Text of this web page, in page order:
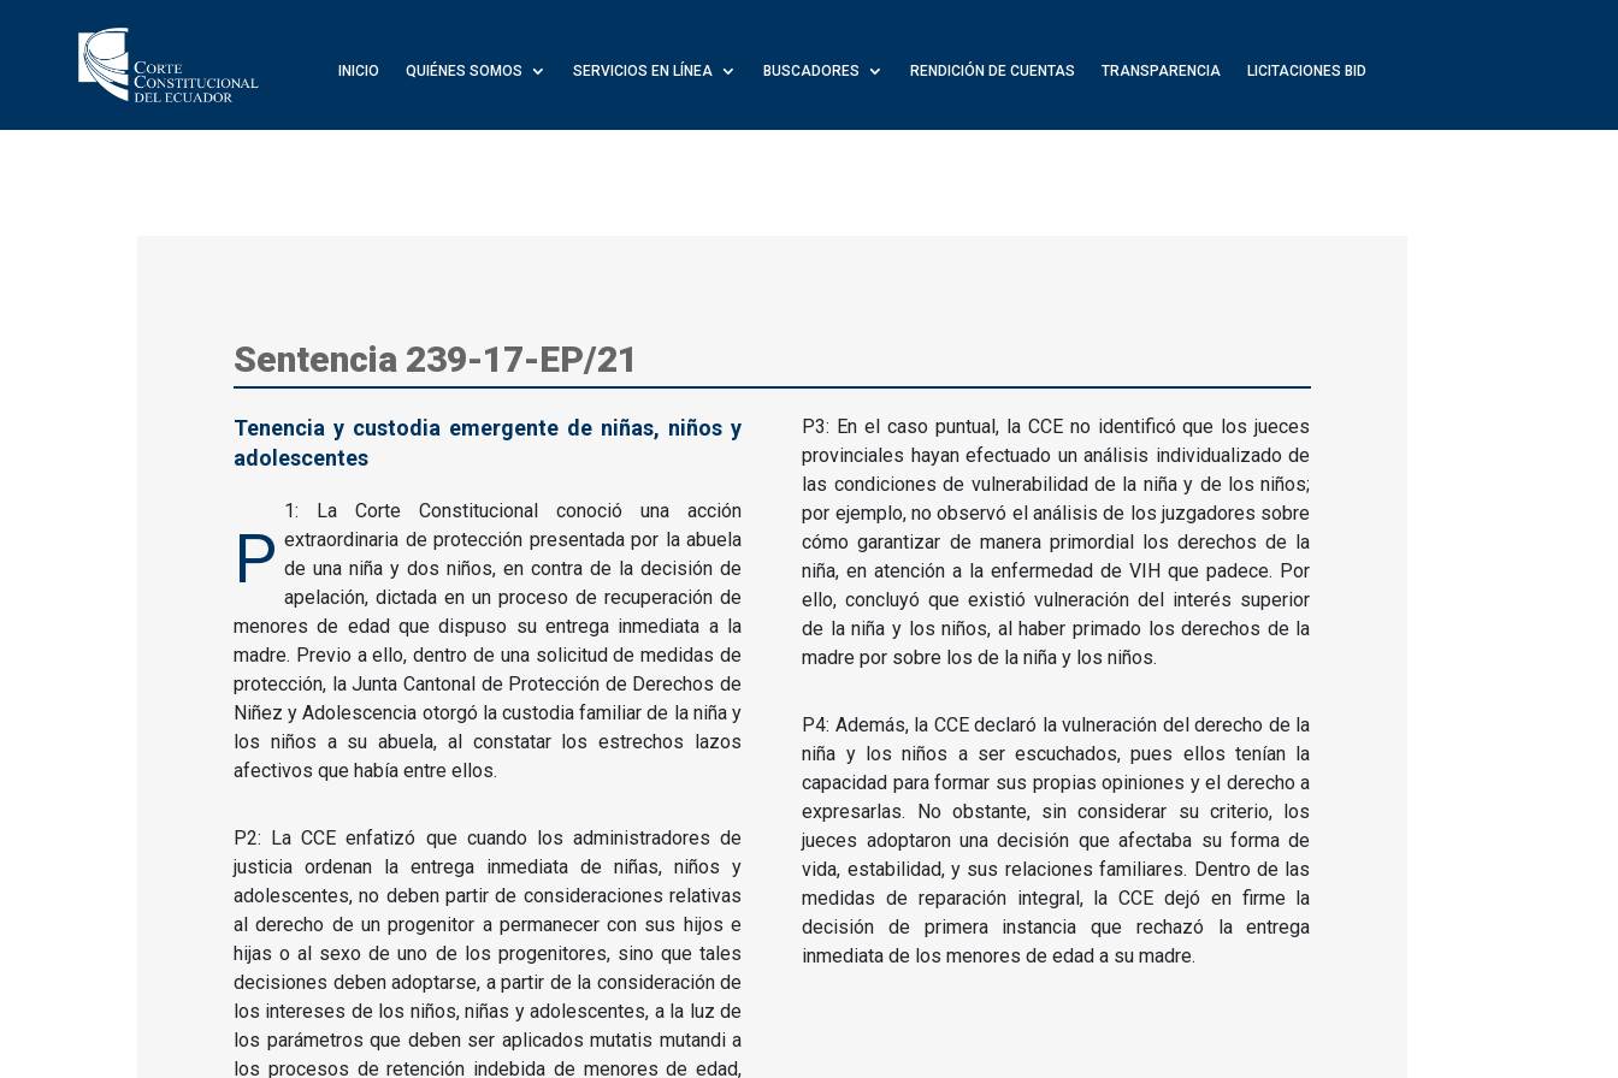
INICIO QUIÉNES SOMOS SERVICIOS EN LÍNEA BUSCADORES RENDICIÓN DE CUENTAS TRANSPARENCIA LICITACIONES BID
Sentencia 239-17-EP/21
Tenencia y custodia emergente de niñas, niños y
adolescentes
P
1: La Corte Constitucional conoció una acción
extraordinaria de protección presentada por la abuela
de una niña y dos niños, en contra de la decisión de
apelación, dictada en un proceso de recuperación de
menores de edad que dispuso su entrega inmediata a la
madre. Previo a ello, dentro de una solicitud de medidas de
protección, la Junta Cantonal de Protección de Derechos de
Niñez y Adolescencia otorgó la custodia familiar de la niña y
los niños a su abuela, al constatar los estrechos lazos
afectivos que había entre ellos.
P2: La CCE enfatizó que cuando los administradores de
justicia ordenan la entrega inmediata de niñas, niños y
adolescentes, no deben partir de consideraciones relativas
al derecho de un progenitor a permanecer con sus hijos e
hijas o al sexo de uno de los progenitores, sino que tales
decisiones deben adoptarse, a partir de la consideración de
los intereses de los niños, niñas y adolescentes, a la luz de
los parámetros que deben ser aplicados mutatis mutandi a
los procesos de retención indebida de menores de edad,
P3: En el caso puntual, la CCE no identificó que los jueces
provinciales hayan efectuado un análisis individualizado de
las condiciones de vulnerabilidad de la niña y de los niños;
por ejemplo, no observó el análisis de los juzgadores sobre
cómo garantizar de manera primordial los derechos de la
niña, en atención a la enfermedad de VIH que padece. Por
ello, concluyó que existió vulneración del interés superior
de la niña y los niños, al haber primado los derechos de la
madre por sobre los de la niña y los niños.
P4: Además, la CCE declaró la vulneración del derecho de la
niña y los niños a ser escuchados, pues ellos tenían la
capacidad para formar sus propias opiniones y el derecho a
expresarlas. No obstante, sin considerar su criterio, los
jueces adoptaron una decisión que afectaba su forma de
vida, estabilidad, y sus relaciones familiares. Dentro de las
medidas de reparación integral, la CCE dejó en firme la
decisión de primera instancia que rechazó la entrega
inmediata de los menores de edad a su madre.